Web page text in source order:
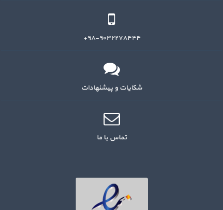
۹۸-۹۰۳۲۲۷۸۴۴۴+
شکایات و پیشنهادات
تماس با ما